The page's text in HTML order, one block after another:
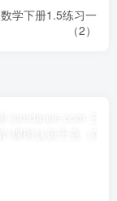
学下册1.5练习一
（2）